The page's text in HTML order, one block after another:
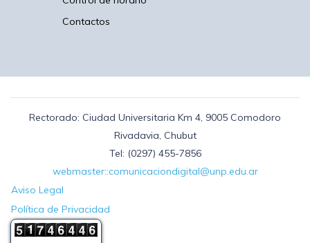
Contactos
Rectorado: Ciudad Universitaria Km 4, 9005 Comodoro
Rivadavia, Chubut
Tel: (0297) 455-7856
webmaster::comunicaciondigital@unp.edu.ar
Aviso Legal
Política de Privacidad